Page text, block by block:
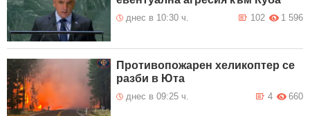
днес в 10:30 ч. 1 596
102
Противопожарен хеликоптер се
разби в Юта
днес в 09:25 ч. 660
4